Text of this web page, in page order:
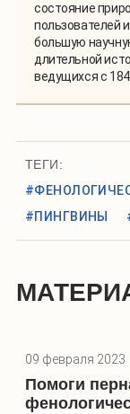
состояние
пользователей
большую
длительной
ведущихся с
ТЕГИ:
#ПИНГВИНЫ
09 февраля 2023
Помоги